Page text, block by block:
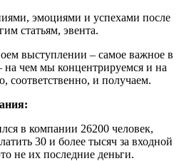
эмоциями и успехами после
статьям, эвента.
выступлении – самое важное в
чем мы концентрируемся и на
соответственно, и получаем.
в компании 26200 человек,
30 и более тысяч за входной
не их последние деньги.